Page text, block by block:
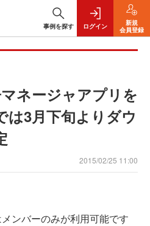
事例を探す ログイン
新規
会員登録
ネージャアプリを
は3月下旬よりダウ
2015/02/25 11:00
ンバーのみが利用可能です